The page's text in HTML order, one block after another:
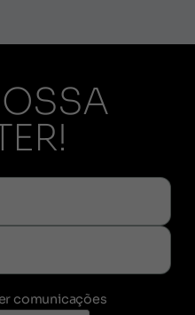
comunicações